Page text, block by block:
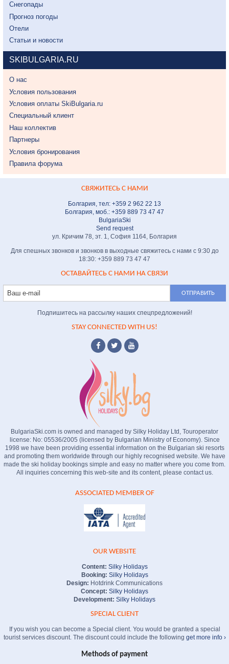
Снегопады
Прогноз погоды
Отели
Статьи и новости
SKIBULGARIA.RU
О нас
Условия пользования
Условия оплаты SkiBulgaria.ru
Специальный клиент
Наш коллектив
Партнеры
Условия бронирования
Правила форума
СВЯЖИТЕСЬ С НАМИ
Болгария, тел: +359 2 962 22 13
Болгария, моб.: +359 889 73 47 47
BulgariaSki
Send request
ул. Кричим 78, эт. 1, София 1164, Болгария
Для спешных звонков и звонков в выходные свяжитесь с нами с 9:30 до
18:30: +359 889 73 47 47
ОСТАВАЙТЕСЬ С НАМИ НА СВЯЗИ
Подпишитесь на рассылку наших спецпредложений!
STAY CONNECTED WITH US!
BulgariaSki.com is owned and managed by Silky Holiday Ltd, Touroperator
license: No: 05536/2005 (licensed by Bulgarian Ministry of Economy). Since
1998 we have been providing essential information on the Bulgarian ski resorts
and promoting them worldwide through our highly recognised website. We have
made the ski holiday bookings simple and easy no matter where you come from.
All inquiries concerning this web-site and its content, please contact us.
ASSOCIATED MEMBER OF
OUR WEBSITE
Content: Silky Holidays
Booking: Silky Holidays
Design: Hotdrink Communications
Concept: Silky Holidays
Development: Silky Holidays
SPECIAL CLIENT
If you wish you can become a Special client. You would be granted a special
tourist services discount. The discount could include the following get more info ›
Methods of payment